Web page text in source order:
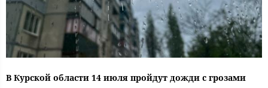
В Курской области 14 июля пройдут дожди с грозами